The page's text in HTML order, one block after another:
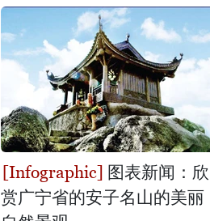
图表新闻：欣
赏广宁省的安子名山的美丽